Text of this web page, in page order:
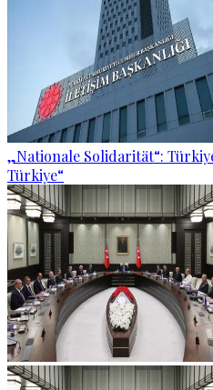
„Nationale Solidarität“:
Türkiye“